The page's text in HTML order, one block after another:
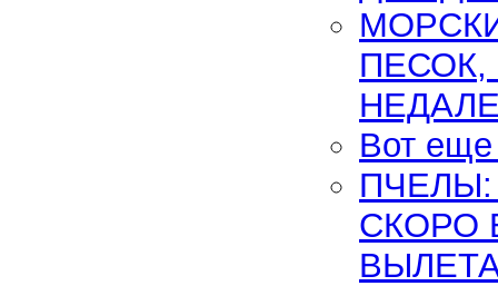
Вот еще
ПЧЕЛЫ:
СКОРО